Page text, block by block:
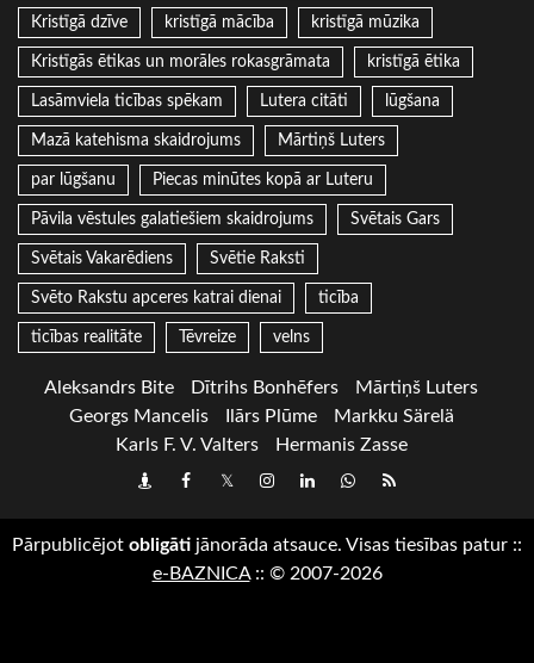
Kristīgā dzīve kristīgā mācība kristīgā mūzika
Kristīgās ētikas un morāles rokasgrāmata kristīgā ētika
Lasāmviela ticības spēkam Lutera citāti lūgšana
Mazā katehisma skaidrojums Mārtiņš Luters
par lūgšanu Piecas minūtes kopā ar Luteru
Pāvila vēstules galatiešiem skaidrojums Svētais Gars
Svētais Vakarēdiens Svētie Raksti
Svēto Rakstu apceres katrai dienai ticība
ticības realitāte Tēvreize velns
Aleksandrs Bite Dītrihs Bonhēfers
Mārtiņš Luters
Georgs Mancelis
Ilārs Plūme
Markku Särelä
Karls F. V. Valters
Hermanis Zasse
DraugiemFacebook
TwitterInstagram
LinkedInwhatsapp
RSS
Pārpublicējot obligāti jānorāda atsauce. Visas tiesības patur ::
e-BAZNICA:: © 2007-2026